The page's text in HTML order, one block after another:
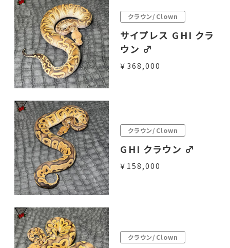
クラウン/Clown
サイプレス GHI クラ
ウン ♂
￥368,000
クラウン/Clown
GHI クラウン ♂
￥158,000
クラウン/Clown